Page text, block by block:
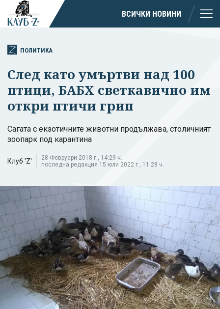
ВСИЧКИ НОВИНИ
ПОЛИТИКА
След като умъртви над 100
птици, БАБХ светкавично им
откри птичи грип
Сагата с екзотичните животни продължава, столичният
зоопарк под карантина
Клуб 'Z'
28 Февруари 2018 г., 14:29 ч.
последна редакция 15 юли 2022 г., 11:28 ч.